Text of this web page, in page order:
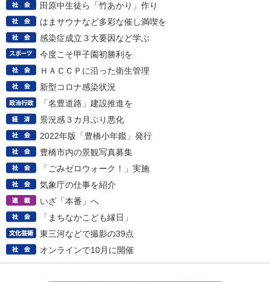
田原中生徒ら「竹あかり」作り
はまサウナなど多彩な催し満喫を
感染症成立３大要因など学ぶ
今度こそ甲子園初勝利を
ＨＡＣＣＰに沿った衛生管理
新型コロナ感染状況
「名豊道路」建設推進を
景況感３カ月ぶり悪化
2022年版「豊橋小年鑑」発行
豊橋市内の景観写真募集
「ごみゼロウォーク！」実施
気象庁の仕事を紹介
いざ「本番」へ
「まちなかこども縁日」
東三河などで撮影の39点
オンラインで10月に開催